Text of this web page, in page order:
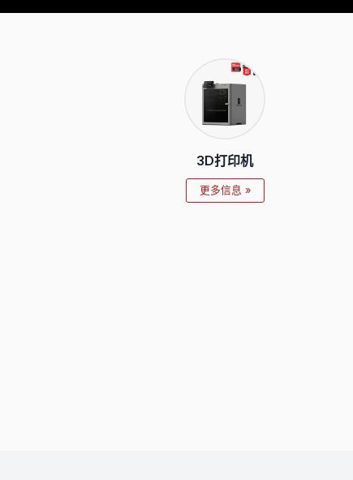
3D打印机
更多信息 »